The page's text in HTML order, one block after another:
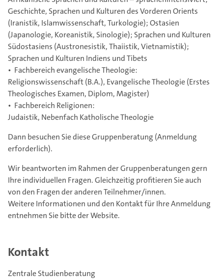
Geschichte, Sprachen und Kulturen des Vorderen Orients
(Iranistik, Islamwissenschaft, Turkologie); Ostasien
(Japanologie, Koreanistik, Sinologie); Sprachen und Kulturen
Südostasiens (Austronesistik, Thaiistik, Vietnamistik);
Sprachen und Kulturen Indiens und Tibets
• Fachbereich evangelische Theologie:
Religionswissenschaft (B.A.), Evangelische Theologie (Erstes
Theologisches Examen, Diplom, Magister)
• Fachbereich Religionen:
Judaistik, Nebenfach Katholische Theologie
Dann besuchen Sie diese Gruppenberatung (Anmeldung
erforderlich).
Wir beantworten im Rahmen der Gruppenberatungen gern
Ihre individuellen Fragen. Gleichzeitig profitieren Sie auch
von den Fragen der anderen Teilnehmer/innen.
Weitere Informationen und den Kontakt für Ihre Anmeldung
entnehmen Sie bitte der Website.
Kontakt
Zentrale Studienberatung